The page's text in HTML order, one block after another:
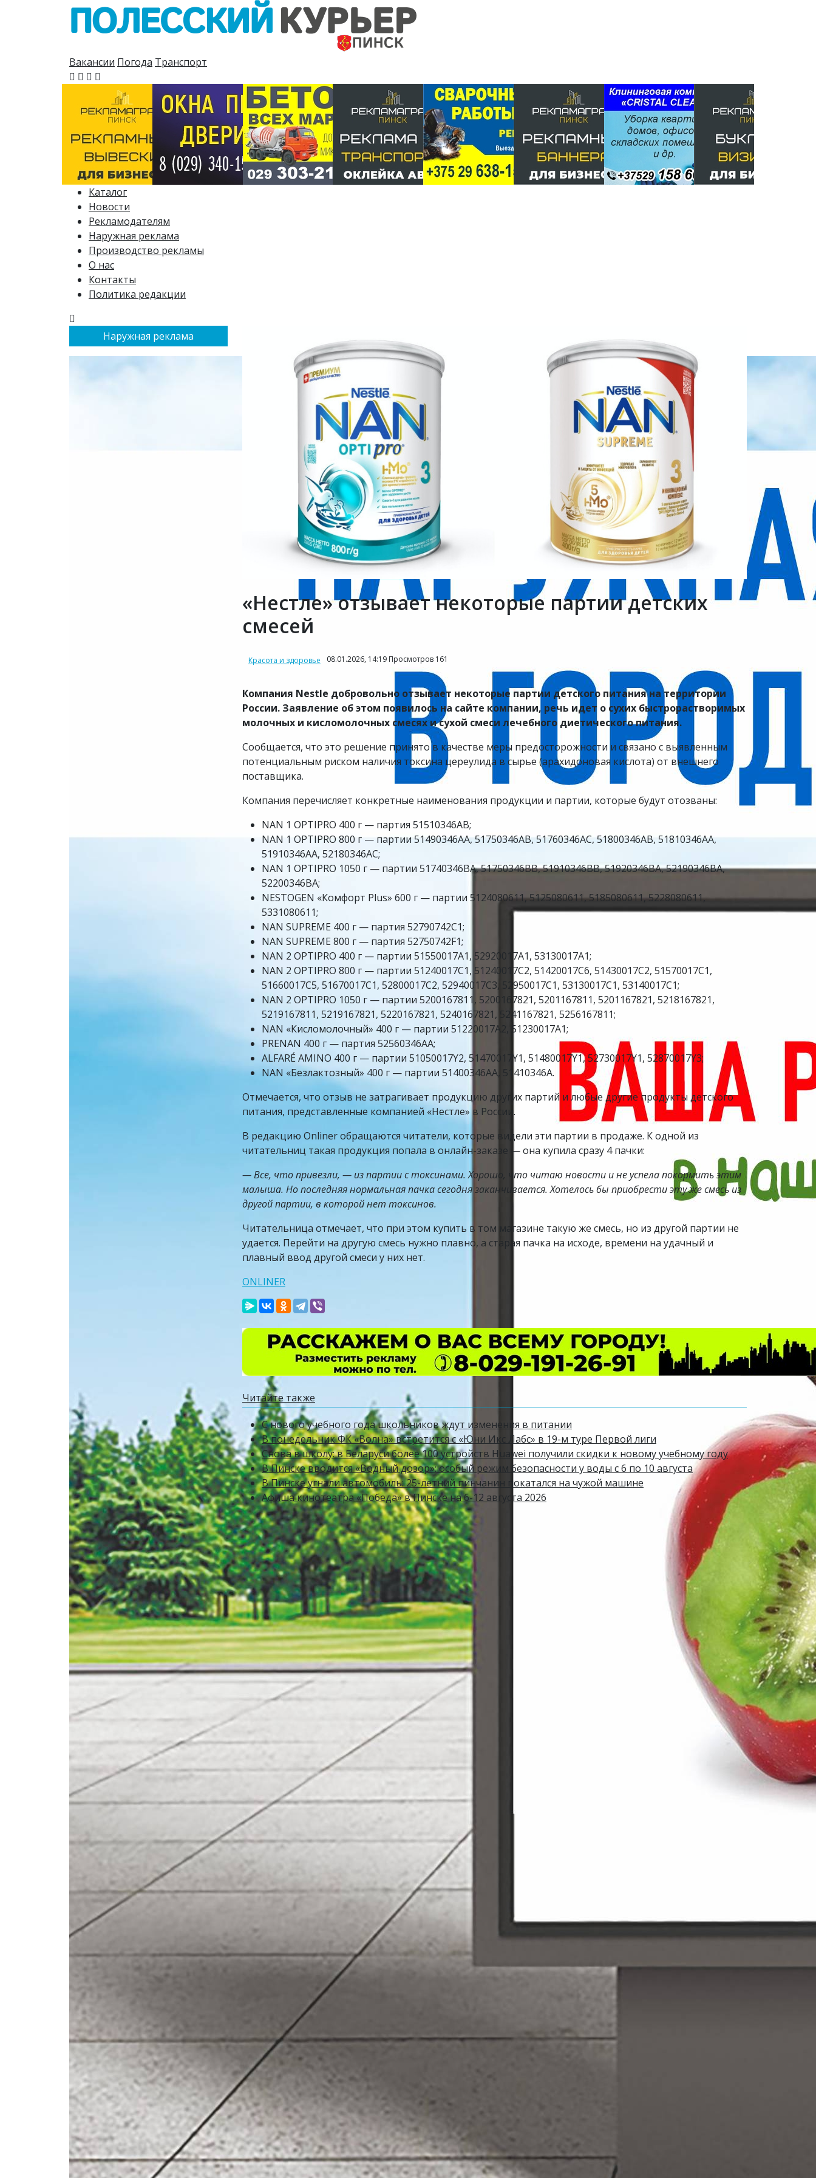
Вакансии Погода Транспорт
Каталог
Новости
Рекламодателям
Наружная реклама
Производство рекламы
О нас
Контакты
Политика редакции
Наружная реклама
«Нестле» отзывает некоторые партии детских
смесей
Красота и здоровье 08.01.2026, 14:19 Просмотров 161
Компания Nestle добровольно отзывает некоторые партии детского питания на территории
России. Заявление об этом появилось на сайте компании, речь идет о сухих быстрорастворимых
молочных и кисломолочных смесях и сухой смеси лечебного диетического питания.
Сообщается, что это решение принято в качестве меры предосторожности и связано с выявленным
потенциальным риском наличия токсина цереулида в сырье (арахидоновая кислота) от внешнего
поставщика.
Компания перечисляет конкретные наименования продукции и партии, которые будут отозваны:
NAN 1 OPTIPRO 400 г — партия 51510346AB;
NAN 1 OPTIPRO 800 г — партии 51490346AA, 51750346AB, 51760346AC, 51800346AB, 51810346AA,
51910346AA, 52180346AC;
NAN 1 OPTIPRO 1050 г — партии 51740346BA, 51750346BB, 51910346BB, 51920346BA, 52190346BA,
52200346BA;
NESTOGEN «Комфорт Plus» 600 г — партии 5124080611, 5125080611, 5185080611, 5228080611,
5331080611;
NAN SUPREME 400 г — партия 52790742C1;
NAN SUPREME 800 г — партия 52750742F1;
NAN 2 OPTIPRO 400 г — партии 51550017A1, 52920017A1, 53130017A1;
NAN 2 OPTIPRO 800 г — партии 51240017C1, 51240017C2, 51420017C6, 51430017C2, 51570017C1,
51660017C5, 51670017C1, 52800017C2, 52940017C3, 52950017C1, 53130017C1, 53140017C1;
NAN 2 OPTIPRO 1050 г — партии 5200167811, 5200167821, 5201167811, 5201167821, 5218167821,
5219167811, 5219167821, 5220167821, 5240167821, 5241167821, 5256167811;
NAN «Кисломолочный» 400 г — партии 51220017A2, 51230017A1;
PRENAN 400 г — партия 52560346AA;
ALFARÉ AMINO 400 г — партии 51050017Y2, 51470017Y1, 51480017Y1, 52730017Y1, 52870017Y3;
NAN «Безлактозный» 400 г — партии 51400346AA, 51410346A.
Отмечается, что отзыв не затрагивает продукцию других партий и любые другие продукты детского
питания, представленные компанией «Нестле» в России.
В редакцию Onliner обращаются читатели, которые видели эти партии в продаже. К одной из
читательниц такая продукция попала в онлайн-заказе — она купила сразу 4 пачки:
— Все, что привезли, — из партии с токсинами. Хорошо, что читаю новости и не успела покормить этим
малыша. Но последняя нормальная пачка сегодня заканчивается. Хотелось бы приобрести эту же смесь из
другой партии, в которой нет токсинов.
Читательница отмечает, что при этом купить в том магазине такую же смесь, но из другой партии не
удается. Перейти на другую смесь нужно плавно, а старая пачка на исходе, времени на удачный и
плавный ввод другой смеси у них нет.
ONLINER
Читайте также
С нового учебного года школьников ждут изменения в питании
В понедельник ФК «Волна» встретится с «Юни Икс Лабс» в 19-м туре Первой лиги
Снова в школу: в Беларуси более 100 устройств Huawei получили скидки к новому учебному году
В Пинске вводится «Водный дозор»: особый режим безопасности у воды с 6 по 10 августа
В Пинске угнали автомобиль: 25-летний пинчанин покатался на чужой машине
Афиша кинотеатра «Победа» в Пинске на 6-12 августа 2026